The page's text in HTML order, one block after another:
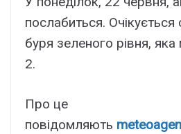
послабиться. Очікується
буря зеленого рівня,
2.
Про це
повідомляють